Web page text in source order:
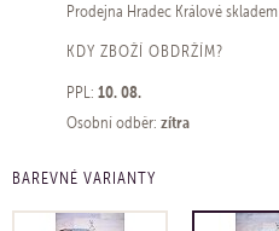
Prodejna Hradec Královéskladem
KDY ZBOŽÍ OBDRŽÍM?
PPL: 10. 08.
Osobní odběr: zítra
BAREVNÉ VARIANTY